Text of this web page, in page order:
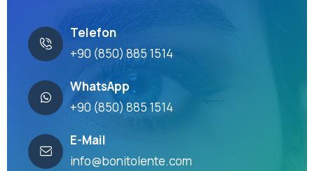
Telefon
+90 (850) 885 1514
WhatsApp
+90 (850) 885 1514
E-Mail
info@bonitolente.com